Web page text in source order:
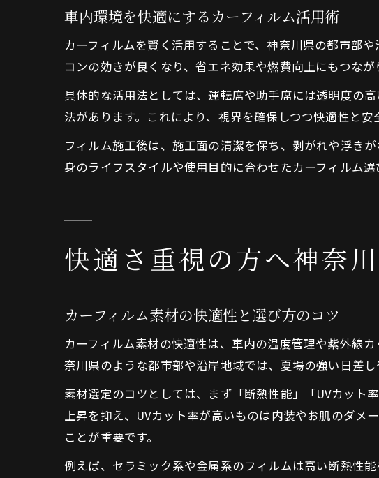
車内環境を快適にするカーフィルム活用術
カーフィルムを賢く活用することで、神奈川県の都市部
コンの効きが良くなり、省エネ効果や燃費向上にもつな
具体的な活用法としては、運転席や助手席には透明度の
法があります。これにより、視界を確保しつつ快適性と安
フィルム施工後は、施工面の清潔を保ち、剥がれや浮き
身のライフスタイルや使用目的に合わせたカーフィルム選
快適さ重視の方へ神奈
カーフィルム素材の快適性と選び方のコツ
カーフィルム素材の快適性は、車内の温度管理や紫外線
奈川県のような都市部や沿岸地域では、夏場の強い日差
素材選定のコツとしては、まず「断熱性能」「UVカット
上昇を抑え、UVカット率が高いものは内装やお肌のダメ
ことが重要です。
例えば、セラミック系や金属系のフィルムは高い断熱性